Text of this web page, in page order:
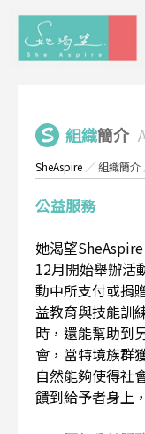
組織簡介
SheAspire ／組織簡介
公益服務
她渴望
12月開始舉辦活
動中所支付或捐
益教育與技能訓
時，還能幫助到
會，當特境族群
自然能夠使得社
饋到給予者身上